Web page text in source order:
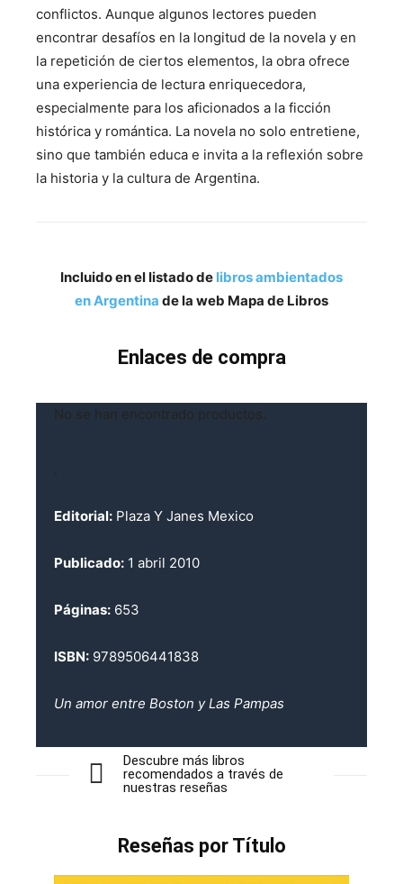
conflictos. Aunque algunos lectores pueden
encontrar desafíos en la longitud de la novela y en
la repetición de ciertos elementos, la obra ofrece
una experiencia de lectura enriquecedora,
especialmente para los aficionados a la ficción
histórica y romántica. La novela no solo entretiene,
sino que también educa e invita a la reflexión sobre
la historia y la cultura de Argentina.
Incluido en el listado de libros ambientados
en Argentina de la web Mapa de Libros
Enlaces de compra
No se han encontrado productos.
.
Editorial: Plaza Y Janes Mexico
Publicado: 1 abril 2010
Páginas: 653
ISBN: 9789506441838
Un amor entre Boston y Las Pampas
Descubre más libros
recomendados a través de
nuestras reseñas
Reseñas por Título